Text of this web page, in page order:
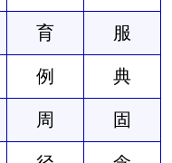
育 服
例 典
周 固